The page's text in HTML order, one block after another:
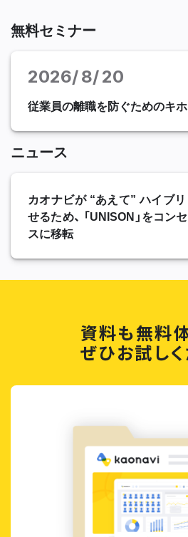
無料セミナー
2026 8 20
従業員の離職を防ぐためのキ
ニュース
カオナビが “あえて” ハイブ
せるため、 「UNISON」をコン
スに移転
資料も無料
ぜひお試し